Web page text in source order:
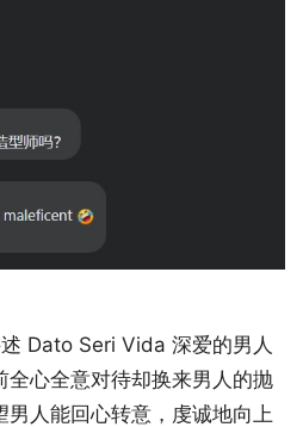
Dato Seri Vida 深爱的男人
全心全意对待却换来男人的抛
人能回心转意，虔诚地向上